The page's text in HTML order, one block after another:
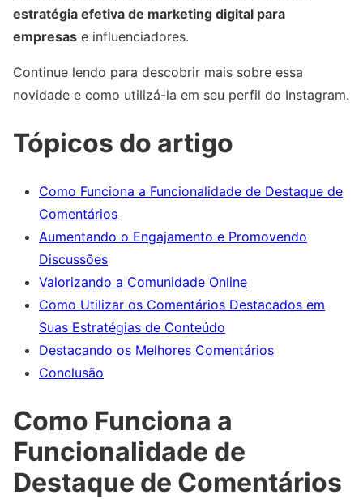
estratégia efetiva de marketing digital para
empresas e influenciadores.
Continue lendo para descobrir mais sobre essa
novidade e como utilizá-la em seu perfil do Instagram.
Tópicos do artigo
Como Funciona a Funcionalidade de Destaque de
Comentários
Aumentando o Engajamento e Promovendo
Discussões
Valorizando a Comunidade Online
Como Utilizar os Comentários Destacados em
Suas Estratégias de Conteúdo
Destacando os Melhores Comentários
Conclusão
Como Funciona a
Funcionalidade de
Destaque de Comentários